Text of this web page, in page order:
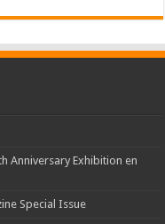
Anniversary Exhibition en
Special Issue